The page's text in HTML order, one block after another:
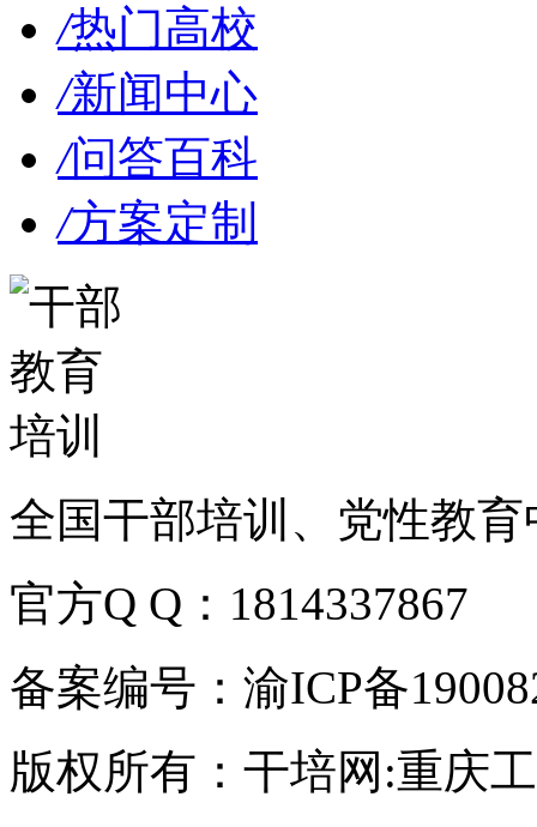
/热门高校
/新闻中心
/问答百科
/方案定制
全国干部培训、党性教
官方Q Q：1814337867
备案编号：渝ICP备
版权所有：干培网:重庆